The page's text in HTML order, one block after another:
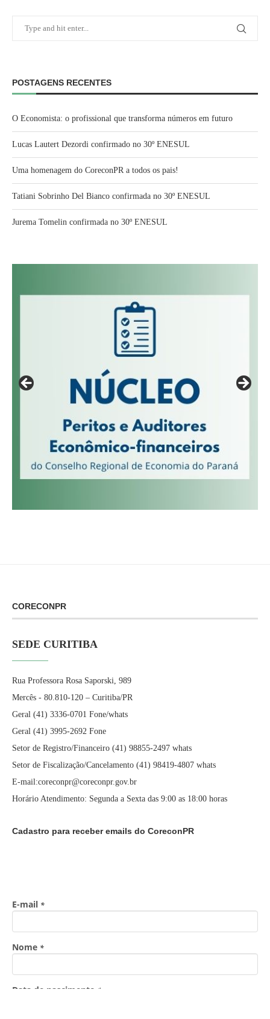
POSTAGENS RECENTES
O Economista: o profissional que transforma números em futuro
Lucas Lautert Dezordi confirmado no 30º ENESUL
Uma homenagem do CoreconPR a todos os pais!
Tatiani Sobrinho Del Bianco confirmada no 30º ENESUL
Jurema Tomelin confirmada no 30º ENESUL
CORECONPR
SEDE CURITIBA
Rua Professora Rosa Saporski, 989
Mercês - 80.810-120 – Curitiba/PR
Geral (41) 3336-0701 Fone/whats
Geral (41) 3995-2692 Fone
Setor de Registro/Financeiro (41) 98855-2497 whats
Setor de Fiscalização/Cancelamento (41) 98419-4807 whats
E-mail:coreconpr@coreconpr.gov.br
Horário Atendimento: Segunda a Sexta das 9:00 as 18:00 horas
Cadastro para receber emails do CoreconPR